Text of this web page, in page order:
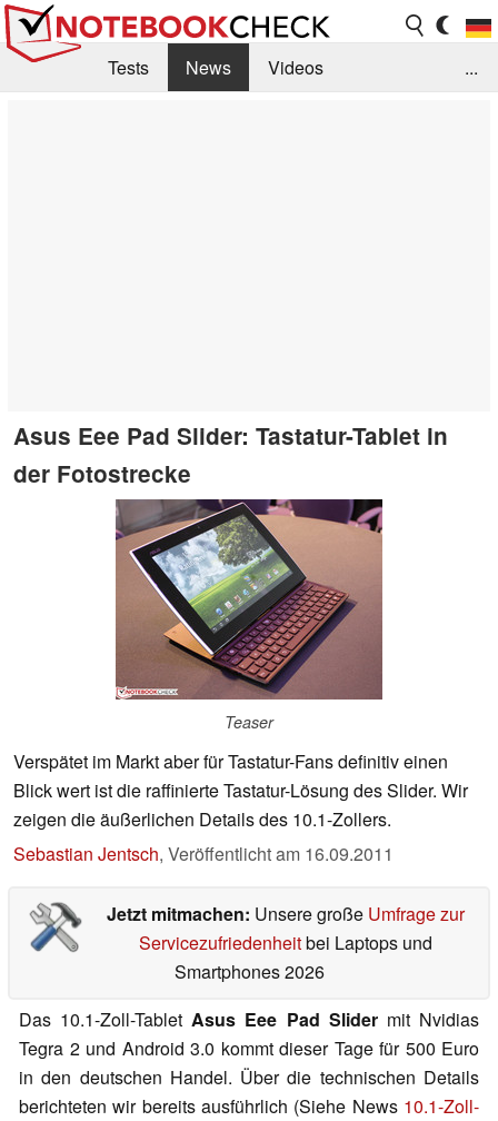
Tests News
Videos
...
Asus Eee Pad Slider: Tastatur-Tablet in
der Fotostrecke
Teaser
Verspätet im Markt aber für Tastatur-Fans definitiv einen
Blick wert ist die raffinierte Tastatur-Lösung des Slider. Wir
zeigen die äußerlichen Details des 10.1-Zollers.
Sebastian Jentsch, Veröffentlicht am 16.09.2011
Jetzt mitmachen: Unsere große Umfrage zur
Servicezufriedenheitbei Laptops und
Smartphones 2026
Das 10.1-Zoll-TabletAsus Eee Pad Slidermit Nvidias
Tegra 2 und Android 3.0 kommt dieser Tage für 500 Euro
in den deutschen Handel. Über die technischen Details
berichteten wir bereits ausführlich (Siehe News 10.1-Zoll-